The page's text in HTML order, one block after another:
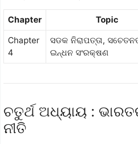
Chapter Topic
Chapter
4
ସଡକ ନିରାପତ୍ତା,
ଇନ୍ଧନ ସଂରକ୍ଷଣ
ଚତୁର୍ଥ ଅଧ୍ୟାୟ :
ନୀତି